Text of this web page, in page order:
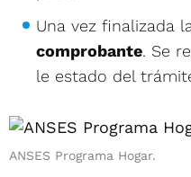
Una vez finalizada
comprobante. Se
le estado del
ANSES Programa Hogar.